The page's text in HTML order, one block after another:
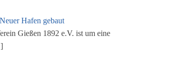
Neuer Hafen gebaut
Gießen 1892 e.V. ist um eine